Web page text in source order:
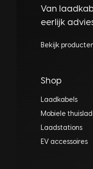
Van
eerlijk
Bekijk
Shop
Laadkabels
Mobiele
Laadstations
EV accessoires